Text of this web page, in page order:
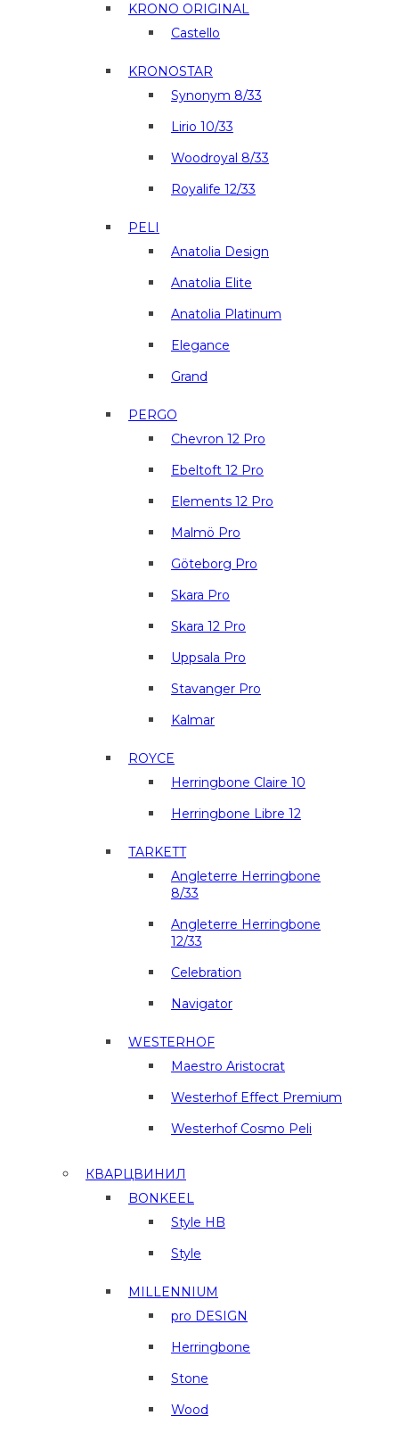
KRONO ORIGINAL
Castello
KRONOSTAR
Synonym 8/33
Lirio 10/33
Woodroyal 8/33
Royalife 12/33
PELI
Anatolia Design
Anatolia Elite
Anatolia Platinum
Elegance
Grand
PERGO
Chevron 12 Pro
Ebeltoft 12 Pro
Elements 12 Pro
Malmö Pro
Göteborg Pro
Skara Pro
Skara 12 Pro
Uppsala Pro
Stavanger Pro
Kalmar
ROYCE
Herringbone Claire 10
Herringbone Libre 12
TARKETT
Angleterre Herringbone
8/33
Angleterre Herringbone
12/33
Celebration
Navigator
WESTERHOF
Maestro Aristocrat
Westerhof Effect Premium
Westerhof Cosmo Peli
КВАРЦВИНИЛ
BONKEEL
Style HB
Style
MILLENNIUM
pro DESIGN
Herringbone
Stone
Wood